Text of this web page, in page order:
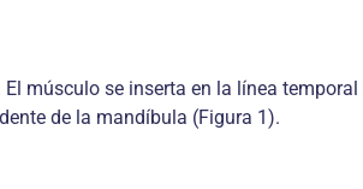
músculo se inserta en la línea
de la mandíbula (Figura 1).